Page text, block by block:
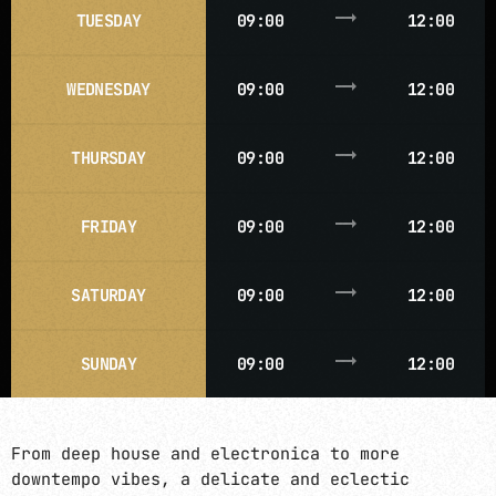
E-Kwality Radio - Electronic Kwality Music
PARADISE GARAGE
15:00 - 16:30
TUESDAY 09:00 trending_flat 12:00
WEDNESDAY 09:00 trending_flat 12:00
THURSDAY 09:00 trending_flat 12:00
FRIDAY 09:00 trending_flat 12:00
SATURDAY 09:00 trending_flat 12:00
SUNDAY 09:00 trending_flat 12:00
From deep house and electronica to more
downtempo vibes, a delicate and eclectic